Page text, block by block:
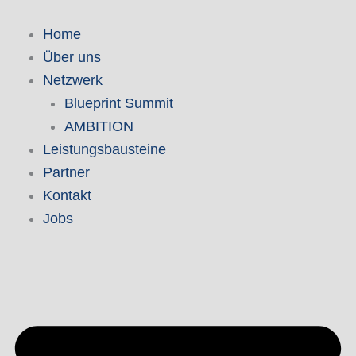
Inhalt
springen
Home
Über uns
Netzwerk
Blueprint Summit
AMBITION
Leistungsbausteine
Partner
Kontakt
Jobs